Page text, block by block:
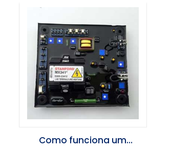
Como funciona um